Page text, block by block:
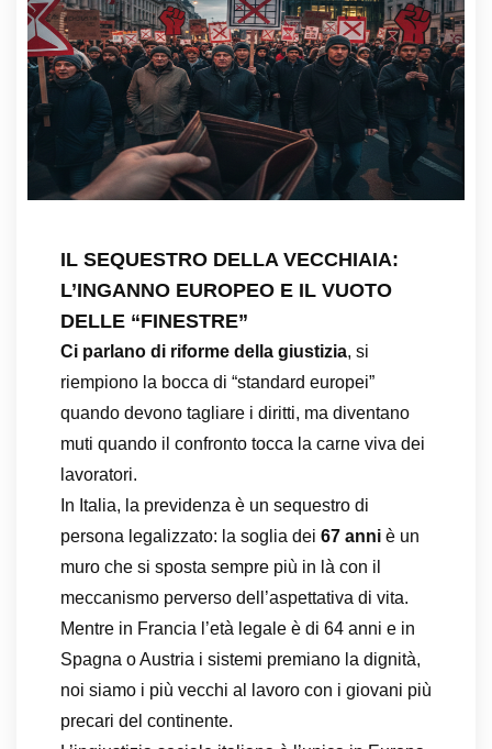
IL SEQUESTRO DELLA VECCHIAIA:
L’INGANNO EUROPEO E IL VUOTO
DELLE “FINESTRE”
Ci parlano di riforme della giustizia, si
riempiono la bocca di “standard europei”
quando devono tagliare i diritti, ma diventano
muti quando il confronto tocca la carne viva dei
lavoratori.
In Italia, la previdenza è un sequestro di
persona legalizzato: la soglia dei 67 anni è un
muro che si sposta sempre più in là con il
meccanismo perverso dell’aspettativa di vita.
Mentre in Francia l’età legale è di 64 anni e in
Spagna o Austria i sistemi premiano la dignità,
noi siamo i più vecchi al lavoro con i giovani più
precari del continente.